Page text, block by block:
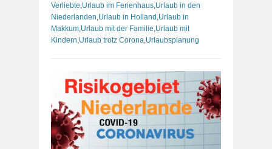
Verliebte Urlaub im Ferienhaus Urlaub in den
Niederlanden Urlaub in Holland Urlaub in
Makkum Urlaub mit der Familie Urlaub mit
Kindern Urlaub trotz Corona Urlaubsplanung